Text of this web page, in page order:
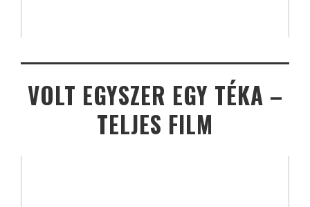
VOLT EGYSZER EGY TÉKA –
TELJES FILM